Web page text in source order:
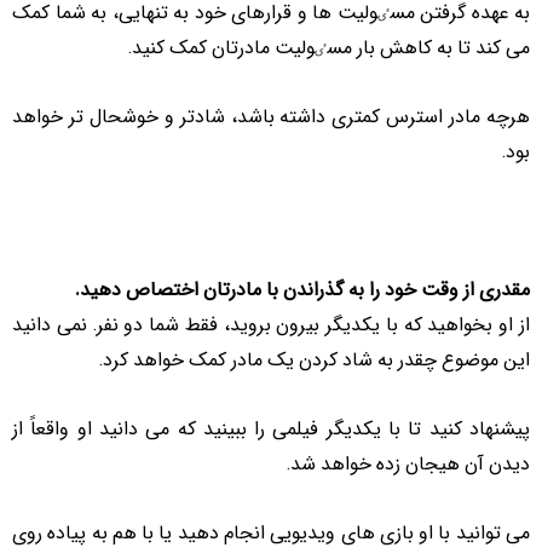
به عهده گرفتن مسٸولیت ها و قرارهای خود به تنهایی، به شما کمک
می کند تا به کاهش بار مسٸولیت مادرتان کمک کنید.
هرچه مادر استرس کمتری داشته باشد، شادتر و خوشحال تر خواهد
بود.
مقدری از وقت خود را به گذراندن با مادرتان اختصاص دهید.
از او بخواهید که با یکدیگر بیرون بروید، فقط شما دو نفر. نمی دانید
این موضوع چقدر به شاد کردن یک مادر کمک خواهد کرد.
پیشنهاد کنید تا با یکدیگر فیلمی را ببینید که می دانید او واقعاً از
دیدن آن هیجان زده خواهد شد.
می توانید با او بازی های ویدیویی انجام دهید یا با هم به پیاده روی